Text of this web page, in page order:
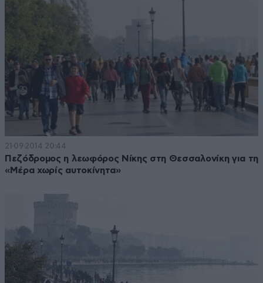
21·09·2014 20:44
Πεζόδρομος η λεωφόρος Νίκης στη Θεσσαλονίκη για τη
«Μέρα χωρίς αυτοκίνητα»